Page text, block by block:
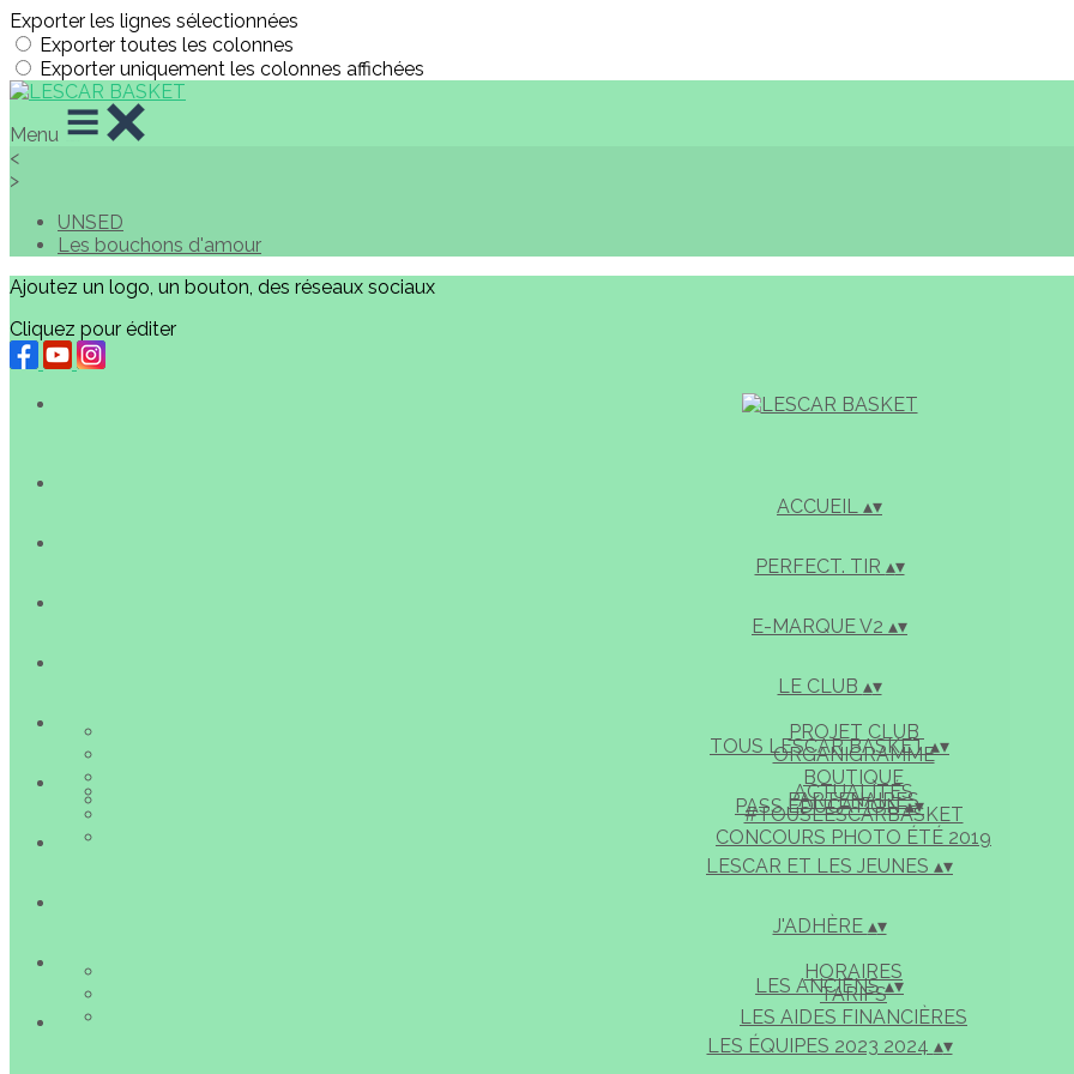
Exporter les lignes sélectionnées
Exporter toutes les colonnes
Exporter uniquement les colonnes affichées
Menu
<
>
UNSED
Les bouchons d'amour
Ajoutez un logo, un bouton, des réseaux sociaux
Cliquez pour éditer
ACCUEIL ▴▾
PERFECT. TIR ▴▾
E-MARQUE V2 ▴▾
LE CLUB ▴▾
PROJET CLUB
ORGANIGRAMME
BOUTIQUE
PARTENAIRES
TOUS LESCAR BASKET▴▾
ACTUALITÉS
#TOUSLESCARBASKET
CONCOURS PHOTO ÉTÉ 2019
PASS EDUCATION▴▾
LESCAR ET LES JEUNES ▴▾
J'ADHÈRE ▴▾
HORAIRES
TARIFS
LES AIDES FINANCIÈRES
LES ANCIENS▴▾
LES ÉQUIPES 2023 2024 ▴▾